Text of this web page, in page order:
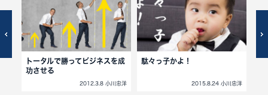
トータルで勝ってビジネスを成
功させる
2012.3.8 小川忠洋
駄々っ子かよ！
2015.8.24 小川忠洋